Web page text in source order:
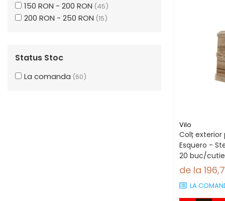
Stejar Ars(1)
150 RON - 200 RON (45)
200 RON - 250 RON (15)
Status Stoc
La comanda (60)
Vilo
Colț exterior
Esquero -
20 buc/
plintă 66.6
de la
LA